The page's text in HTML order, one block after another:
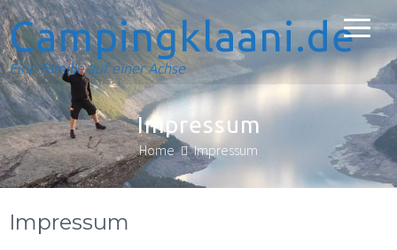
Campingklaani.de
Eine Familie auf einer Achse
Impressum
Home Impressum
Impressum